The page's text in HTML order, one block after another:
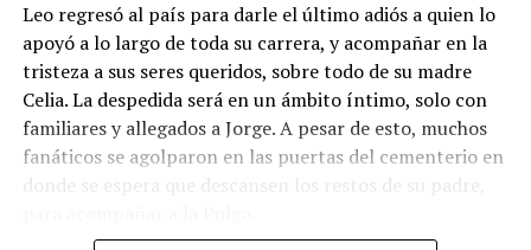
Leo regresó al país para darle el último adiós a quien lo
apoyó a lo largo de toda su carrera, y acompañar en la
tristeza a sus seres queridos, sobre todo de su madre
Celia. La despedida será en un ámbito íntimo, solo con
familiares y allegados a Jorge. A pesar de esto, muchos
fanáticos se agolparon en las puertas del cementerio en
donde se espera que descansen los restos de su padre,